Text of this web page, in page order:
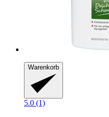
Warenkorb
5.0 (1)